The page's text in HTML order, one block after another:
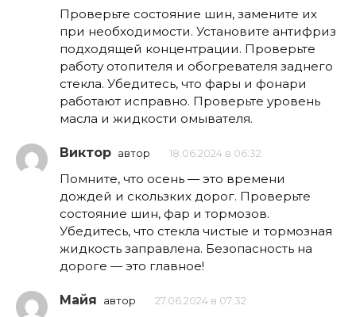
Проверьте состояние шин, замените их
при необходимости. Установите антифриз
подходящей концентрации. Проверьте
работу отопителя и обогревателя заднего
стекла. Убедитесь, что фары и фонари
работают исправно. Проверьте уровень
масла и жидкости омывателя.
Виктор автор 18.06.2024 в 06:32
Помните, что осень — это времени
дождей и скользких дорог. Проверьте
состояние шин, фар и тормозов.
Убедитесь, что стекла чистые и тормозная
жидкость заправлена. Безопасность на
дороге — это главное!
Майя автор 27.06.2024 в 07:32